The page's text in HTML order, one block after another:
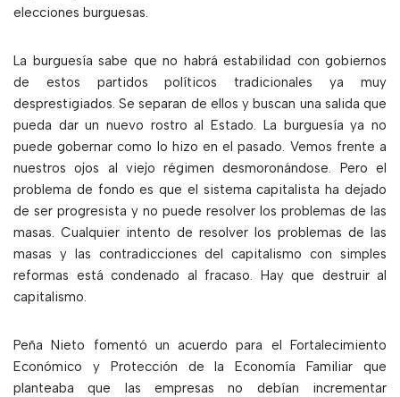
elecciones burguesas.
La burguesía sabe que no habrá estabilidad con gobiernos
de estos partidos políticos tradicionales ya muy
desprestigiados. Se separan de ellos y buscan una salida que
pueda dar un nuevo rostro al Estado. La burguesía ya no
puede gobernar como lo hizo en el pasado. Vemos frente a
nuestros ojos al viejo régimen desmoronándose. Pero el
problema de fondo es que el sistema capitalista ha dejado
de ser progresista y no puede resolver los problemas de las
masas. Cualquier intento de resolver los problemas de las
masas y las contradicciones del capitalismo con simples
reformas está condenado al fracaso. Hay que destruir al
capitalismo.
Peña Nieto fomentó un acuerdo para el Fortalecimiento
Económico y Protección de la Economía Familiar que
planteaba que las empresas no debían incrementar